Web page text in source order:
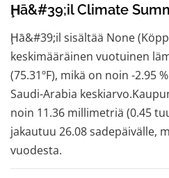
Ḩā&#39;il Climate
Ḩā&#39;il sisältää None
keskimääräinen vuotuinen
(75.31ºF), mikä on noin -2.95
Saudi-Arabia
noin 11.36 millimetriä (0.45
jakautuu 26.08 sadepäivälle,
vuodesta.